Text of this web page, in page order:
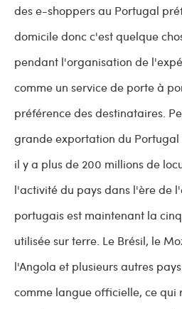
des e-shoppers au Portugal
domicile donc c'est quelque
pendant l'organisation de
comme un service de porte à
préférence des destinataires.
grande exportation du Portugal
il y a plus de 200 millions de
l'activité du pays dans l'ère de
portugais est maintenant la
utilisée sur terre. Le Brésil, le
l'Angola et plusieurs autres
comme langue officielle, ce qui